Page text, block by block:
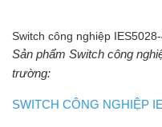
Switch công nghiệp
Sản phẩm Switch công
trường:
SWITCH CÔNG NGHIỆP